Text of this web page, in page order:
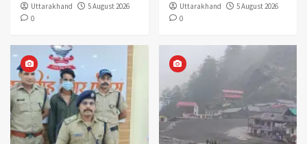
Uttarakhand
5 August 2026
0
Uttarakhand
5 August 2026
0